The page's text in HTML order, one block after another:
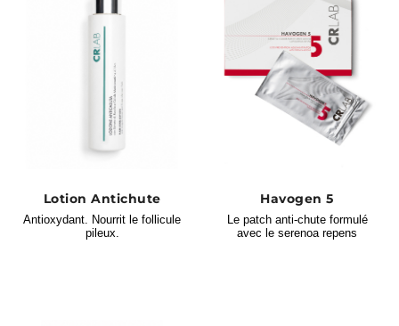
Lotion Antichute
Antioxydant. Nourrit le follicule
pileux.
Havogen 5
Le patch anti-chute formulé
avec le serenoa repens